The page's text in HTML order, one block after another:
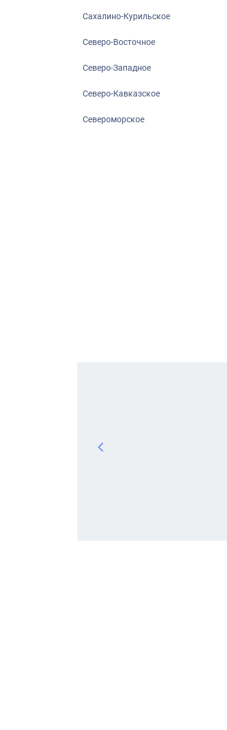
Сахалино-Курильское
Северо-Восточное
Северо-Западное
Северо-Кавказское
Североморское